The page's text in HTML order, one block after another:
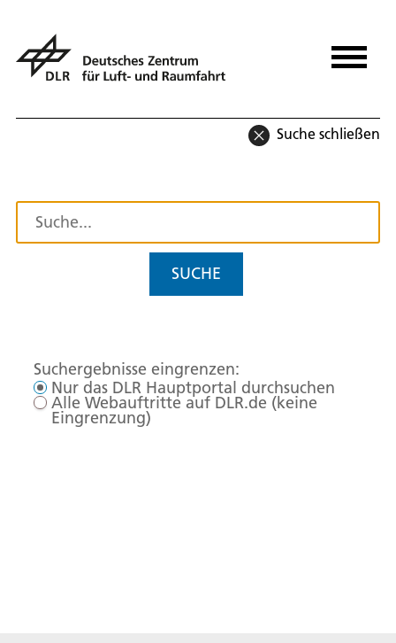
Suche schließen
SUCHE
Suchergebnisse eingrenzen:
Nur das DLR Hauptportal durchsuchen
Alle Webauftritte auf DLR.de (keine
Eingrenzung)